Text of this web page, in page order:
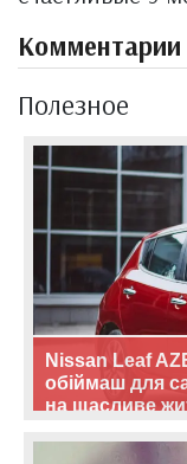
Комментарии
Полезное
Nissan Leaf
обіймаш для
на щасливе